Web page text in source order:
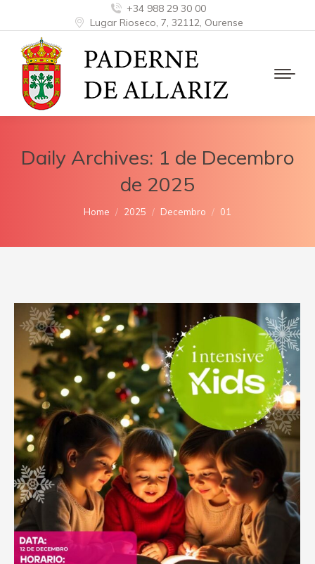
+34 988 29 30 00
Lugar Rioseco, 7, 32112, Ourense
Daily Archives: 1 de Decembro
de 2025
You are here:
Home 2025 Decembro 01